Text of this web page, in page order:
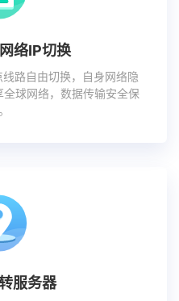
络IP切换
路自由切换，自身网络隐
球网络，数据传输安全保
服务器